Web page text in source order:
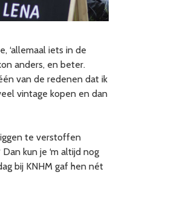
‘allemaal iets in de
anders, en beter.
van de redenen dat ik
vintage kopen en dan
te verstoffen
kun je ‘m altijd nog
bij KNHM gaf hen nét